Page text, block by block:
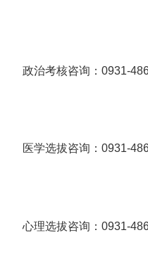
政治考核咨询：0931-
医学选拔咨询：0931-
心理选拔咨询：0931-